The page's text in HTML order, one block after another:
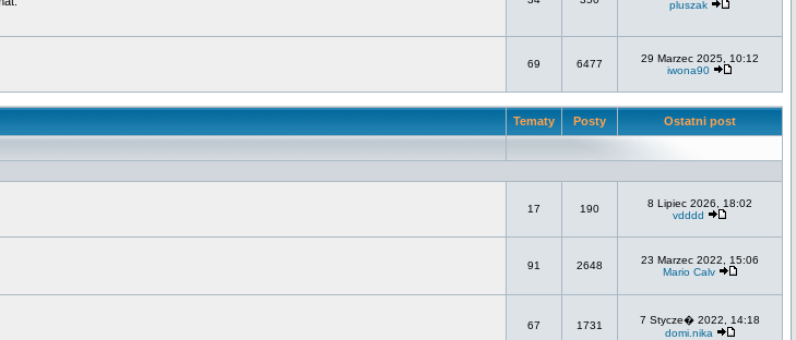
pluszak
69 6477
29 Marzec 2025, 10:12
iwona90
Tematy Posty Ostatni post
17 190
8 Lipiec 2026, 18:02
vdddd
91 2648
23 Marzec 2022, 15:06
Mario Calv
67 1731
7 Stycze� 2022, 14:18
domi.nika